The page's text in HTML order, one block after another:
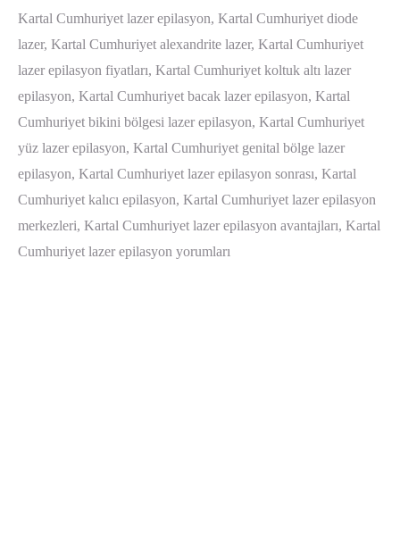
Kartal Cumhuriyet lazer epilasyon, Kartal Cumhuriyet diode
lazer, Kartal Cumhuriyet alexandrite lazer, Kartal Cumhuriyet
lazer epilasyon fiyatları, Kartal Cumhuriyet koltuk altı lazer
epilasyon, Kartal Cumhuriyet bacak lazer epilasyon, Kartal
Cumhuriyet bikini bölgesi lazer epilasyon, Kartal Cumhuriyet
yüz lazer epilasyon, Kartal Cumhuriyet genital bölge lazer
epilasyon, Kartal Cumhuriyet lazer epilasyon sonrası, Kartal
Cumhuriyet kalıcı epilasyon, Kartal Cumhuriyet lazer epilasyon
merkezleri, Kartal Cumhuriyet lazer epilasyon avantajları, Kartal
Cumhuriyet lazer epilasyon yorumları